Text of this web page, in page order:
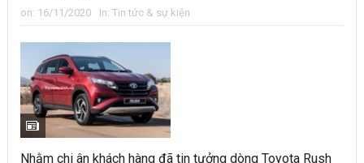
Đánh giá tổng quan về xe Toyota Veloz Cross 2022 HOT
Những dòng xe của Toyota đang chiếm lĩnh tại thị trường
Việt Nam?
Toyota Việt Nam chính thức ra mắt Toyota Fortuner 2022 và
Land cruiser 2022 phiên bản mới
on: 16/11/2020 In: Tin tức & sự kiện
Nhằm chi ân khách hàng đã tin tưởng dòng Toyota Rush